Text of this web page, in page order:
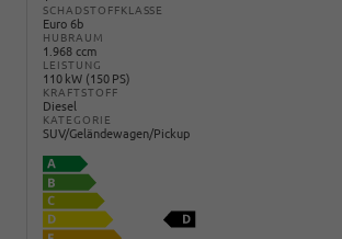
SCHADSTOFFKLASSE
Euro 6b
HUBRAUM
1.968 ccm
LEISTUNG
110 kW (150 PS)
KRAFTSTOFF
Diesel
KATEGORIE
SUV/Geländewagen/Pickup